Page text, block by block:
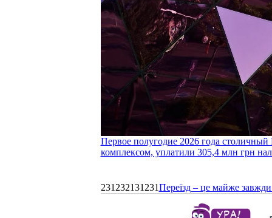
Первое полугодие 2026 года
комплексом, уплатили 305,4 млн грн
231232131231Переїзд – це майже